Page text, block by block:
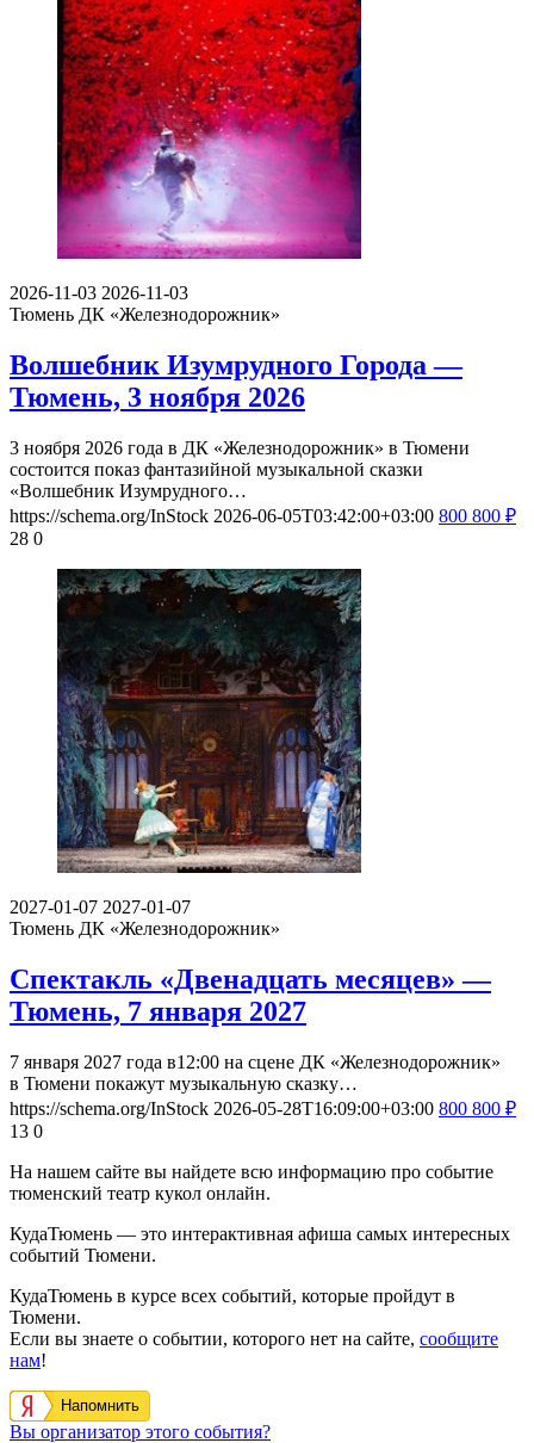
2026-11-03 2026-11-03
Тюмень ДК «Железнодорожник»
Волшебник Изумрудного Города —
Тюмень, 3 ноября 2026
3 ноября 2026 года в ДК «Железнодорожник» в Тюмени
состоится показ фантазийной музыкальной сказки
«Волшебник Изумрудного…
https://schema.org/InStock 2026-06-05T03:42:00+03:00 800 800 ₽
28 0
2027-01-07 2027-01-07
Тюмень ДК «Железнодорожник»
Спектакль «Двенадцать месяцев» —
Тюмень, 7 января 2027
7 января 2027 года в12:00 на сцене ДК «Железнодорожник»
в Тюмени покажут музыкальную сказку…
https://schema.org/InStock 2026-05-28T16:09:00+03:00 800 800 ₽
13 0
На нашем сайте вы найдете всю информацию про событие
тюменский театр кукол онлайн.
КудаТюмень — это интерактивная афиша самых интересных
событий Тюмени.
КудаТюмень в курсе всех событий, которые пройдут в
Тюмени.
Если вы знаете о событии, которого нет на сайте, сообщите
нам!
Напомнить
Вы организатор этого события?